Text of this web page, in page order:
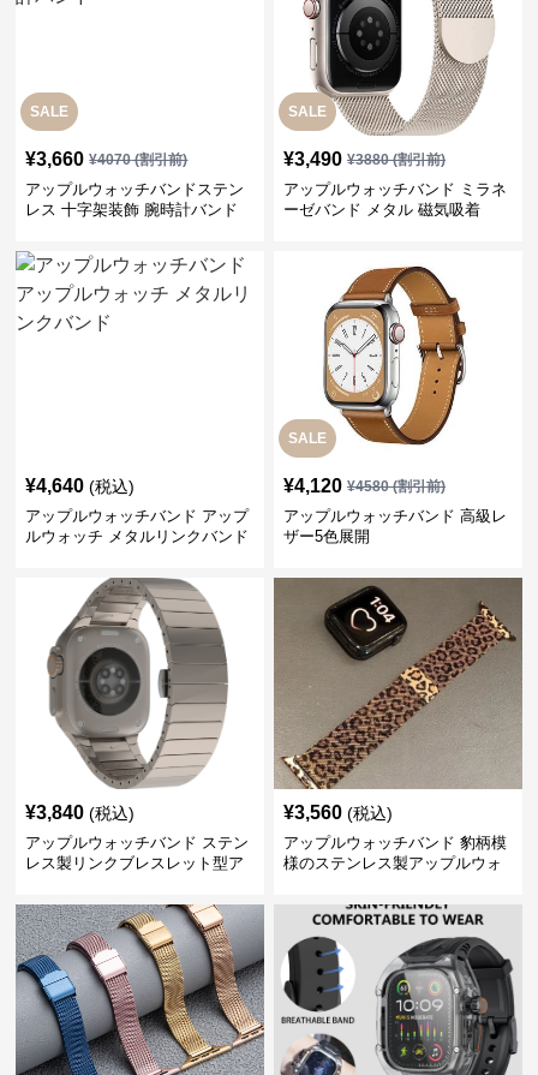
SALE
¥3,660 ¥4070(割引前)
アップルウォッチバンドステン
レス 十字架装飾 腕時計バンド
SALE
¥3,490 ¥3880(割引前)
アップルウォッチバンド ミラネ
ーゼバンド メタル 磁気吸着
¥4,640 (税込)
アップルウォッチバンド アップ
ルウォッチ メタルリンクバンド
SALE
¥4,120 ¥4580(割引前)
アップルウォッチバンド 高級レ
ザー5色展開
¥3,840 (税込)
アップルウォッチバンド ステン
レス製リンクブレスレット型ア
¥3,560 (税込)
アップルウォッチバンド 豹柄模
様のステンレス製アップルウォ